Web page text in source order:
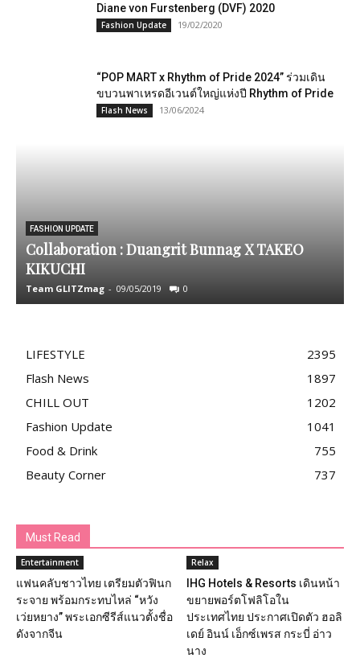
Diane von Furstenberg (DVF) 2020
Fashion Update 19/02/2020
“POP MART x Rhythm of Pride 2024” ร่วมเดิน
ขบวนพาเหรดอีเวนต์ใหญ่แห่งปี Rhythm of Pride
Flash News 13/06/2024
FASHION UPDATE
Collaboration : Duangrit Bunnag X​ TAKEO
KIKUCHI
Team GLITZmag - 09/05/2019 0
LIFESTYLE
2395
Flash News
1897
CHILL OUT
1202
Fashion Update
1041
Food & Drink
755
Beauty Corner
737
Must Read
Entertainment
แฟนคลับชาวไทย เตรียมตัวฟินก
ระจาย พร้อมกระทบไหล่ “หวัง
เว่ยหยาง” พระเอกซีรีส์แนวตั้งชื่อ
ดังจากจีน
Relax
IHG Hotels & Resorts เดินหน้า
ขยายพอร์ตโฟลิโอใน
ประเทศไทย ประกาศเปิดตัว ฮอลิ
เดย์ อินน์ เอ็กซ์เพรส กระบี่ อ่าว
นาง